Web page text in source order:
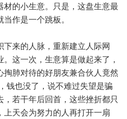
的小生意。只是，这盘生意最
作是一个跳板。
下来的人脉，重新建立人际网
这一次，生意算是做起来了，
肺对待的好朋友兼合伙人竟然
钱也没了，说不难过失望是骗
若干年后回首，这些挫折都只
天会为努力的人再打开一扇